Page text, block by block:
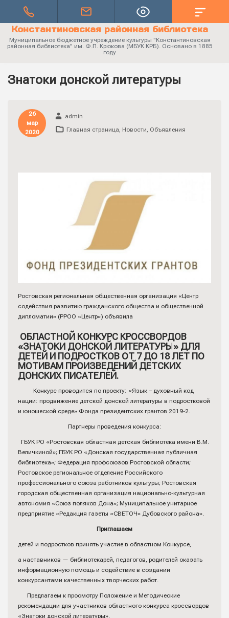
Константиновская районная библиотека
Муниципальное бюджетное учреждение культуры "Константиновская
районная библиотека" им. Ф.П. Крюкова (МБУК КРБ). Основано в 1885
году
Знатоки донской литературы
26
мар
2020
admin
Главная страница, Новости, Объявления
Ростовская региональная общественная организация «Центр
содействия развитию гражданского общества и общественной
дипломатии» (РРОО «Центр») объявила
ОБЛАСТНОЙ КОНКУРС КРОССВОРДОВ
«ЗНАТОКИ ДОНСКОЙ ЛИТЕРАТУРЫ» ДЛЯ
ДЕТЕЙ И ПОДРОСТКОВ ОТ 7 ДО 18 ЛЕТ ПО
МОТИВАМ ПРОИЗВЕДЕНИЙ ДЕТСКИХ
ДОНСКИХ ПИСАТЕЛЕЙ.
Конкурс проводится по проекту: «Язык – духовный код
нации: продвижение детской донской литературы в подростковой
и юношеской среде» Фонда президентских грантов 2019-2.
Партнеры проведения конкурса:
ГБУК РО «Ростовская областная детская библиотека имени В.М.
Величкиной»; ГБУК РО «Донская государственная публичная
библиотека»; Федерация профсоюзов Ростовской области;
Ростовское региональное отделение Российского
профессионального союза работников культуры; Ростовская
городская общественная организация национально-культурная
автономия «Союз поляков Дона»; Муниципальное унитарное
предприятие «Редакция газеты «СВЕТОЧ» Дубовского района».
Приглашаем
детей и подростков принять участие в областном Конкурсе,
а наставников — библиотекарей, педагогов, родителей оказать
информационную помощь и содействие в создании
конкурсантами качественных творческих работ.
Предлагаем к просмотру Положение и Методические
рекомендации для участников областного конкурса кроссвордов
«Знатоки донской литературы».